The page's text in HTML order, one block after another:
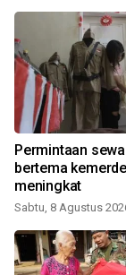
Permintaan
bertema
meningkat
Sabtu, 8 Agustus